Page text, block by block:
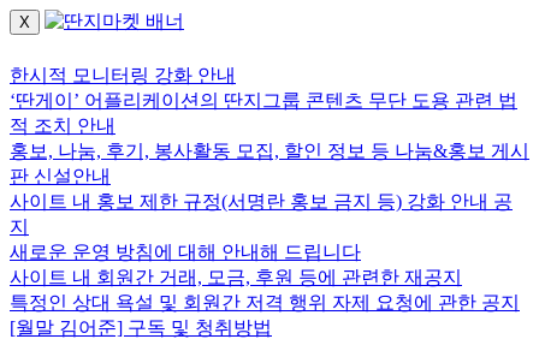
X
한시적 모니터링 강화 안내
‘딴게이’ 어플리케이션의 딴지그룹 콘텐츠 무단 도용 관련 법
적 조치 안내
홍보, 나눔, 후기, 봉사활동 모집, 할인 정보 등 나눔&홍보 게시
판 신설안내
사이트 내 홍보 제한 규정(서명란 홍보 금지 등) 강화 안내 공
지
새로운 운영 방침에 대해 안내해 드립니다
사이트 내 회원간 거래, 모금, 후원 등에 관련한 재공지
특정인 상대 욕설 및 회원간 저격 행위 자제 요청에 관한 공지
[월말 김어준] 구독 및 청취방법